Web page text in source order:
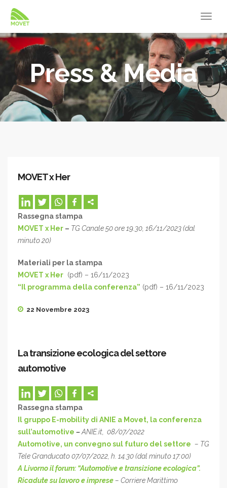
Press & Media
MOVET x Her
Rassegna stampa
MOVET x Her – TG Canale 50 ore 19.30, 16/11/2023 (dal
minuto 20)
Materiali per la stampa
MOVET x Her (pdf) – 16/11/2023
“Il programma della conferenza” (pdf) – 16/11/2023
22 Novembre 2023
La transizione ecologica del settore
automotive
Rassegna stampa
Il gruppo E-mobility di ANIE a Movet, la conferenza
sull’automotive –ANIE.it, 08/07/2022
Automotive, un convegno sul futuro del settore – TG
Tele Granducato 07/07/2022, h. 14.30 (dal minuto 17:00)
A Livorno il forum: “Automotive e transizione ecologica”.
Ricadute su lavoro e imprese– Corriere Marittimo